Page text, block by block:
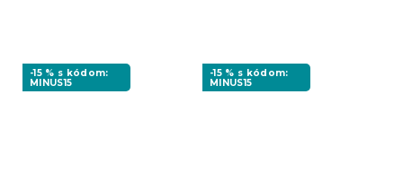
-15 % s kódom:
MINUS15
-15 % s kódom:
MINUS15